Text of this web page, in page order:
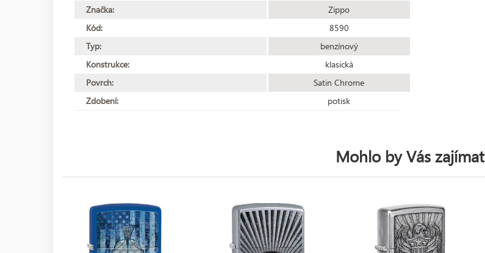
Značka:
Zippo
Kód:
8590
Typ:
benzínový
Konstrukce:
klasická
Povrch:
Satin Chrome
Zdobení:
potisk
Mohlo by Vás zajímat